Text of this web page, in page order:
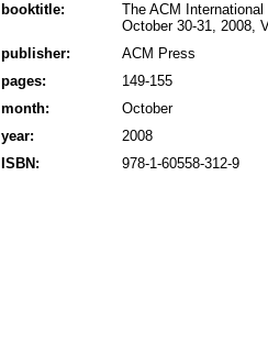
booktitle:
The ACM
October 30-31, 2008,
publisher:
ACM Press
pages:
149-155
month:
October
year:
2008
ISBN:
978-1-60558-312-9